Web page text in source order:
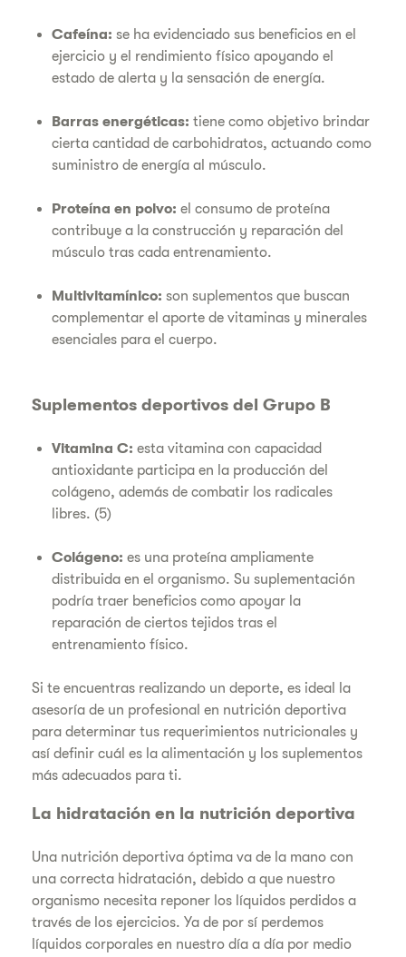
Cafeína:se ha evidenciado sus beneficios en el
ejercicio y el rendimiento físico apoyando el
estado de alerta y la sensación de energía.
Barras energéticas: tiene como objetivo brindar
cierta cantidad de carbohidratos, actuando como
suministro de energía al músculo.
Proteína en polvo: el consumo de proteína
contribuye a la construcción y reparación del
músculo tras cada entrenamiento.
Multivitamínico:son suplementos que buscan
complementar el aporte de vitaminas y minerales
esenciales para el cuerpo.
Suplementos deportivos del Grupo B
Vitamina C: esta vitamina con capacidad
antioxidante participa en la producción del
colágeno, además de combatir los radicales
libres. (5)
Colágeno: es una proteína ampliamente
distribuida en el organismo. Su suplementación
podría traer beneficios como apoyar la
reparación de ciertos tejidos tras el
entrenamiento físico.
Si te encuentras realizando un deporte, es ideal la
asesoría de un profesional en nutrición deportiva
para determinar tus requerimientos nutricionales y
así definir cuál es la alimentación y los suplementos
más adecuados para ti.
La hidratación en la nutrición deportiva
Una nutrición deportiva óptima va de la mano con
una correcta hidratación, debido a que nuestro
organismo necesita reponer los líquidos perdidos a
través de los ejercicios. Ya de por sí perdemos
líquidos corporales en nuestro día a día por medio